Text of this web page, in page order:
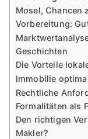
Mosel, Chancen
Vorbereitung:
Geschichten
Die Vorteile
Immobilie
Rechtliche
Formalitäten als
Den richtigen
Makler?